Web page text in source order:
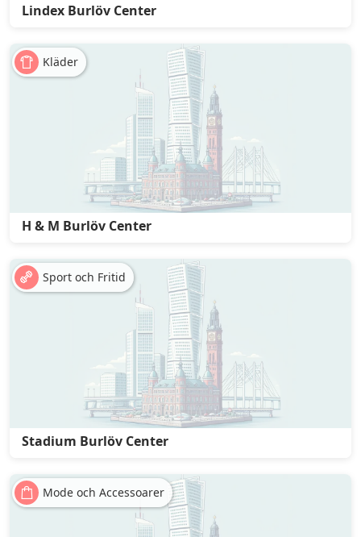
Lindex Burlöv Center
Kläder
H & M Burlöv Center
Sport och Fritid
Stadium Burlöv Center
Mode och Accessoarer